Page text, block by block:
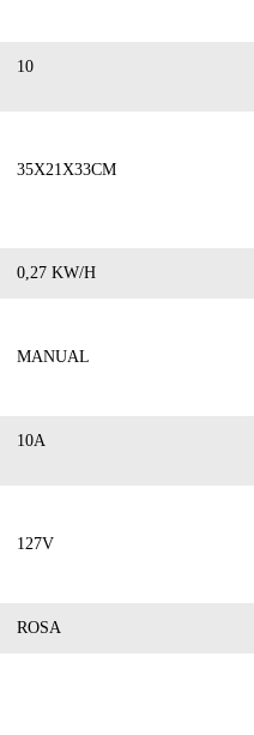
10
35X21X33CM
0,27 KW/H
MANUAL
10A
127V
ROSA